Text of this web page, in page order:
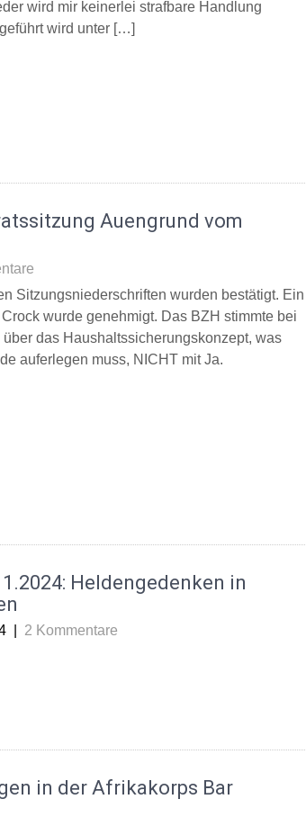
wird mir keinerlei strafbare Handlung
wird unter […]
Auengrund vom
Sitzungsniederschriften wurden bestätigt. Ein
wurde genehmigt. Das BZH stimmte bei
über das Haushaltssicherungskonzept, was
auferlegen muss, NICHT mit Ja.
Heldengedenken in
2 Kommentare
in der Afrikakorps Bar